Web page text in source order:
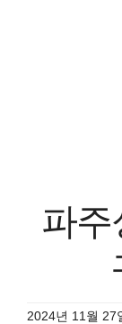
파주
2024년 11월 27